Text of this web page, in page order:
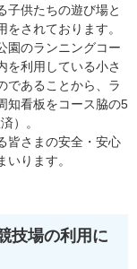
子供たちの遊び場と
されております。
園のランニングコー
を利用している小さ
であることから、ラ
知看板をコース脇の5
）。
皆さまの安全・安心
ります。
技場の利用に